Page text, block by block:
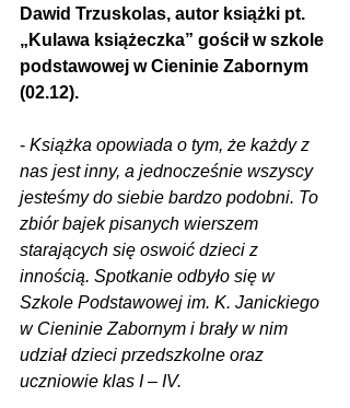
Dawid Trzuskolas, autor książki pt.
„Kulawa książeczka” gościł w szkole
podstawowej w Cieninie Zabornym
(02.12).
- Książka opowiada o tym, że każdy z
nas jest inny, a jednocześnie wszyscy
jesteśmy do siebie bardzo podobni. To
zbiór bajek pisanych wierszem
starających się oswoić dzieci z
innością. Spotkanie odbyło się w
Szkole Podstawowej im. K. Janickiego
w Cieninie Zabornym i brały w nim
udział dzieci przedszkolne oraz
uczniowie klas I – IV.